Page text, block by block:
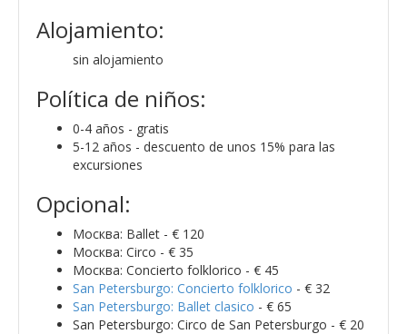
Alojamiento:
sin alojamiento
Política de niños:
0-4 años - gratis
5-12 años - descuento de unos 15% para las
excursiones
Opcional:
Москва: Ballet - € 120
Москва: Circo - € 35
Москва: Concierto folklorico - € 45
San Petersburgo: Concierto folklorico - € 32
San Petersburgo: Ballet clasico - € 65
San Petersburgo: Circo de San Petersburgo - € 20